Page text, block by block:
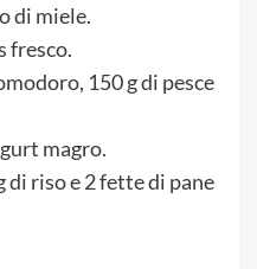
di miele.
fresco.
150 g di pesce
magro.
di riso e 2 fette di pane